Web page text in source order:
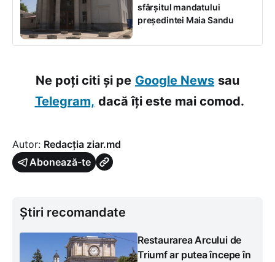
sfârșitul mandatului
președintei Maia Sandu
Ne poți citi și pe Google News sau
Telegram, dacă îți este mai comod.
Autor: Redacția ziar.md
Abonează-te
Știri recomandate
Restaurarea Arcului de
Triumf ar putea începe în